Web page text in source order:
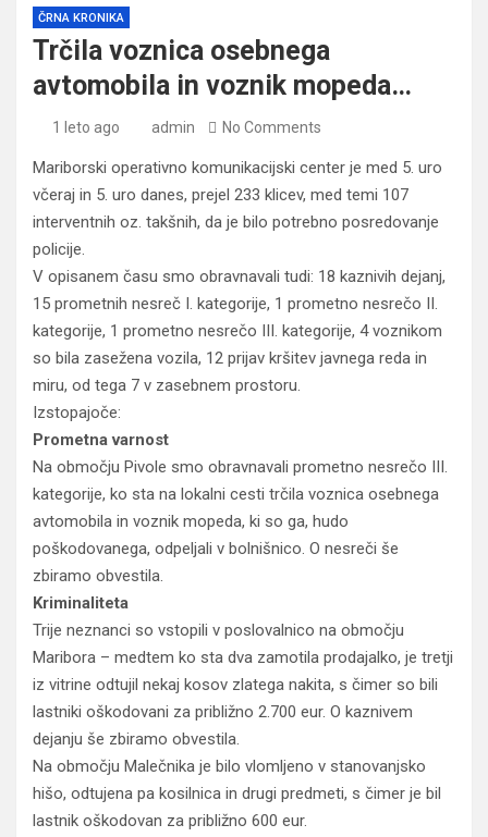
ČRNA KRONIKA
Trčila voznica osebnega
avtomobila in voznik mopeda…
1 leto ago admin No Comments
Mariborski operativno komunikacijski center je med 5. uro
včeraj in 5. uro danes, prejel 233 klicev, med temi 107
interventnih oz. takšnih, da je bilo potrebno posredovanje
policije.
V opisanem času smo obravnavali tudi: 18 kaznivih dejanj,
15 prometnih nesreč I. kategorije, 1 prometno nesrečo II.
kategorije, 1 prometno nesrečo III. kategorije, 4 voznikom
so bila zasežena vozila, 12 prijav kršitev javnega reda in
miru, od tega 7 v zasebnem prostoru.
Izstopajoče:
Prometna varnost
Na območju Pivole smo obravnavali prometno nesrečo III.
kategorije, ko sta na lokalni cesti trčila voznica osebnega
avtomobila in voznik mopeda, ki so ga, hudo
poškodovanega, odpeljali v bolnišnico. O nesreči še
zbiramo obvestila.
Kriminaliteta
Trije neznanci so vstopili v poslovalnico na območju
Maribora – medtem ko sta dva zamotila prodajalko, je tretji
iz vitrine odtujil nekaj kosov zlatega nakita, s čimer so bili
lastniki oškodovani za približno 2.700 eur. O kaznivem
dejanju še zbiramo obvestila.
Na območju Malečnika je bilo vlomljeno v stanovanjsko
hišo, odtujena pa kosilnica in drugi predmeti, s čimer je bil
lastnik oškodovan za približno 600 eur.